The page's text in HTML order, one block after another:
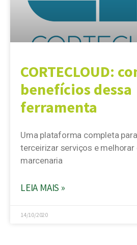
CORTECLOUD:
benefícios dessa
ferramenta
Uma plataforma completa
terceirizar serviços e
marcenaria
LEIA MAIS »
14/10/2020